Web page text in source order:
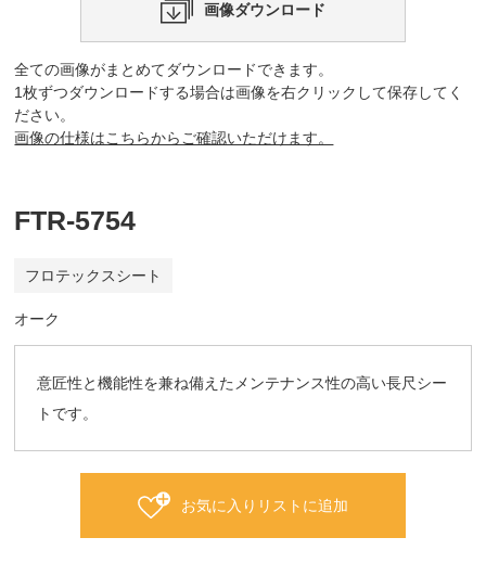
画像ダウンロード
全ての画像がまとめてダウンロードできます。
1枚ずつダウンロードする場合は画像を右クリックして保存してく
ださい。
画像の仕様はこちらからご確認いただけます。
FTR-5754
フロテックスシート
オーク
意匠性と機能性を兼ね備えたメンテナンス性の高い長尺シー
トです。
お気に入りリストに追加